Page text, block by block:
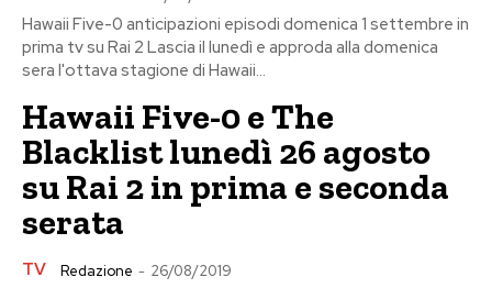
Hawaii Five-0 anticipazioni episodi domenica 1 settembre in
prima tv su Rai 2 Lascia il lunedì e approda alla domenica
sera l'ottava stagione di Hawaii...
Hawaii Five-0 e The
Blacklist lunedì 26 agosto
su Rai 2 in prima e seconda
serata
TV Redazione - 26/08/2019